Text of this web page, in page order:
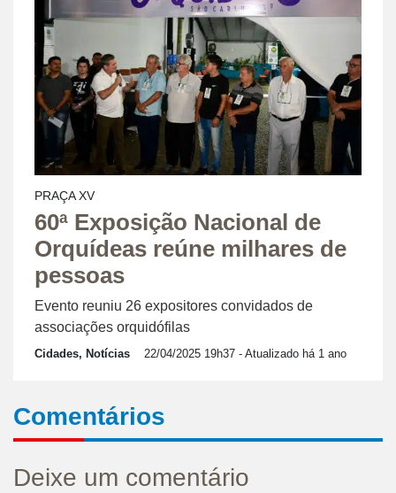
PRAÇA XV
60ª Exposição Nacional de
Orquídeas reúne milhares de
pessoas
Evento reuniu 26 expositores convidados de
associações orquidófilas
Cidades, Notícias 22/04/2025 19h37 - Atualizado há 1 ano
Comentários
Deixe um comentário